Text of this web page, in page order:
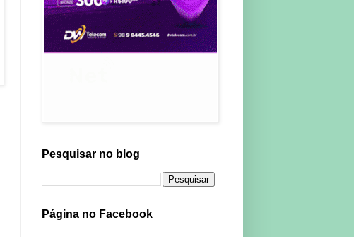
Pesquisar no blog
Página no Facebook